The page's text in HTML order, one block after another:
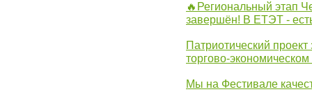
🔥Региональный этап
завершён! В ЕТЭТ -
Патриотический
торгово-
Мы на Фестивале